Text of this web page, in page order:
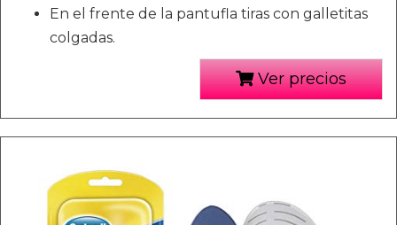
En el frente de la pantufla tiras con galletitas
colgadas.
Ver precios